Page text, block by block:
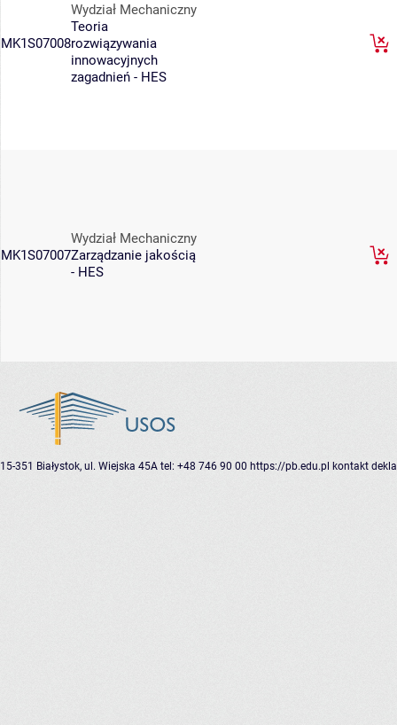
MK1S07008
Wydział Mechaniczny
Teoria
rozwiązywania
innowacyjnych
zagadnień - HES
MK1S07007
Wydział Mechaniczny
Zarządzanie jakością
- HES
15-351 Białystok, ul. Wiejska 45A tel: +48 746 90 00 https://pb.edu.pl kontakt